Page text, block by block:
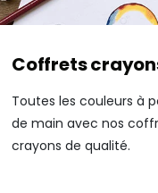
Coffrets
Toutes les couleurs à
de main avec nos
crayons de qualité.